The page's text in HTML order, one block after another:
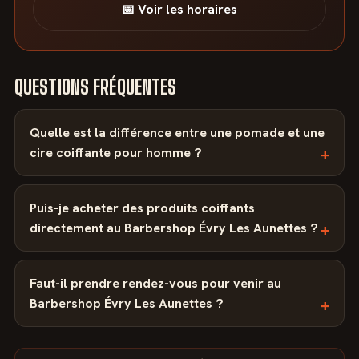
📅 Voir les horaires
QUESTIONS FRÉQUENTES
Quelle est la différence entre une pomade et une
cire coiffante pour homme ?
Puis-je acheter des produits coiffants
directement au Barbershop Évry Les Aunettes ?
Faut-il prendre rendez-vous pour venir au
Barbershop Évry Les Aunettes ?